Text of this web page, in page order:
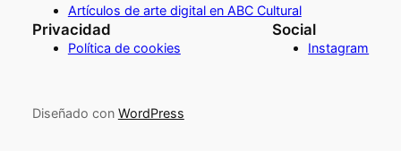
Artículos de arte digital en ABC Cultural
Privacidad
Política de cookies
Social
Instagram
Diseñado con WordPress